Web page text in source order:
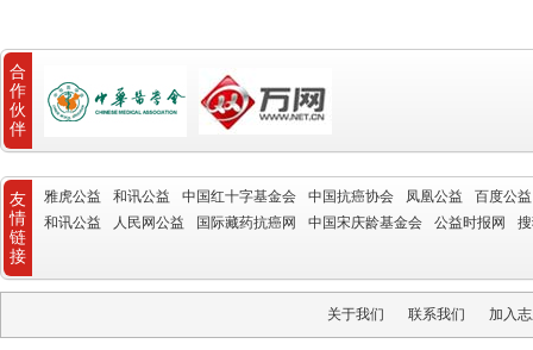
合
作
伙
伴
友
情
链
接
雅虎公益 和讯公益 中国红十字基金会 中国抗癌协会 凤凰公益
百度公益
和讯公益
人民网公益 国际藏药抗癌网 中国宋庆龄基金会 公益时报网
关于我们 联系我们 加入